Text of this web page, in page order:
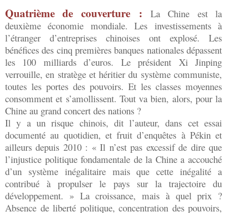
Quatrième de couverture :
La Chine est la
deuxième économie mondiale. Les investissements à
l’étranger d’entreprises chinoises ont explosé. Les
bénéfices des cinq premières banques nationales dépassent
les 100 milliards d’euros. Le président Xi Jinping
verrouille, en stratège et héritier du système communiste,
toutes les portes des pouvoirs. Et les classes moyennes
consomment et s’amollissent. Tout va bien, alors, pour la
Chine au grand concert des nations ?
Il y a un risque chinois, dit l’auteur, dans cet essai
documenté au quotidien, et fruit d’enquêtes à Pékin et
ailleurs depuis 2010 : « Il n’est pas excessif de dire que
l’injustice politique fondamentale de la Chine a accouché
d’un système inégalitaire mais que cette inégalité a
contribué à propulser le pays sur la trajectoire du
développement. » La croissance, mais à quel prix ?
Absence de liberté politique, concentration des pouvoirs,